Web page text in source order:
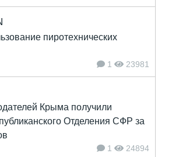
пиротехнических
1 23981
Крыма получили
Отделения СФР за
1 24894